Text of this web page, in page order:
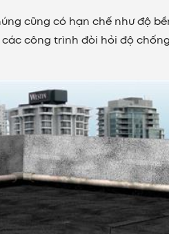
cũng có hạn chế như độ
công trình đòi hỏi độ